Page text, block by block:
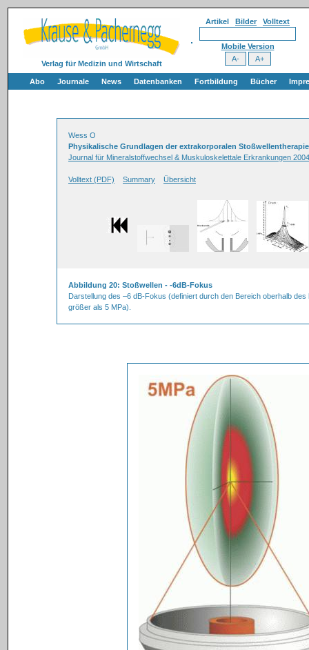
Verlag für Medizin und Wirtschaft
Artikel Bilder Volltext
Mobile Version
Abo Journale News Datenbanken Fortbildung Bücher
Wess O
Physikalische Grundlagen der extrakorporalen Stoßwellentherapie
Journal für Mineralstoffwechsel & Muskuloskelettale Erkrankungen
Volltext (PDF) Summary Übersicht
Abbildung 20: Stoßwellen - -6dB-Fokus
Darstellung des –6 dB-Fokus (definiert durch den Bereich oberhalb
größer als 5 MPa).